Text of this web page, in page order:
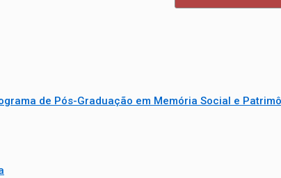
de Pós-Graduação em Memória Social e